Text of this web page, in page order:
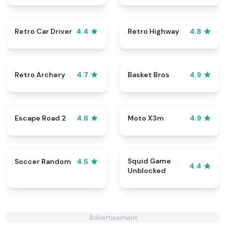
Retro Car Driver 4.4 Retro Highway 4.8
Retro Archery 4.7 Basket Bros 4.9
Escape Road 2 4.6 Moto X3m 4.9
Soccer Random 4.5
Squid Game
Unblocked
4.4
Advertisement